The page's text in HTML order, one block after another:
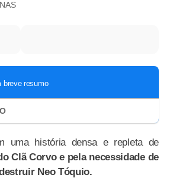
uma história densa e repleta de
Clã Corvo e pela necessidade de
Neo Tóquio.